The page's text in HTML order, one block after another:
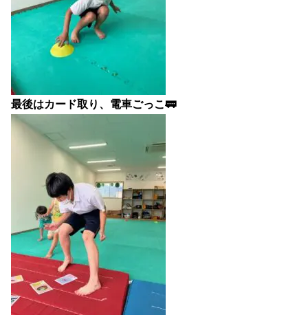
最後はカード取り、電車ごっこ🚃